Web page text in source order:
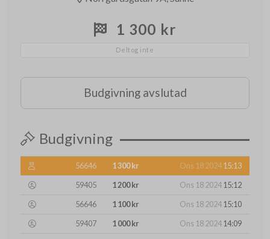
1 300 kr
Deltog inte
Budgivning avslutad
Budgivning
56646 1 300 kr Ons 18 202415:13
59405
1 200 kr Ons 18 202415:12
56646
1 100 kr Ons 18 202415:10
59407
1 000 kr Ons 18 202414:09